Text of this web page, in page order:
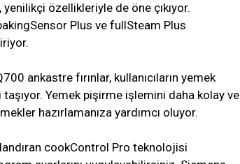
özellikleriyle de öne çıkıyor.
Plus ve fullSteam Plus
ankastre fırınlar, kullanıcıların yemek
Yemek pişirme işlemini daha kolay ve
hazırlamanıza yardımcı oluyor.
cookControl Pro teknolojisi